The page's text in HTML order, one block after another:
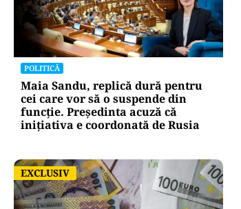
POLITICĂ
Maia Sandu, replică dură pentru
cei care vor să o suspende din
funcție. Președinta acuză că
inițiativa e coordonată de Rusia
EXCLUSIV
EXCLUSIV